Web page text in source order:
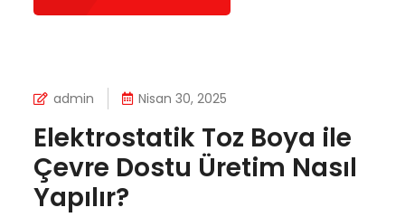
admin Nisan 30, 2025
Elektrostatik Toz Boya ile
Çevre Dostu Üretim Nasıl
Yapılır?